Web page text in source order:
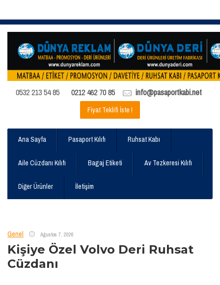
0532 213 54 85 0212 462 70 85 info@pasaportkabi.net
Fiyat Teklifi İste !
Ana Sayfa Pasaport Kılıfı Ruhsat Kabı
Aile Cüzdanı Kılıfı Bagaj Etiketi Av Tezkeresi Kılıfı
Diğer Ürünler İletişim
Genel Ağustos 7, 2026
Kişiye Özel Volvo Deri Ruhsat
Cüzdanı